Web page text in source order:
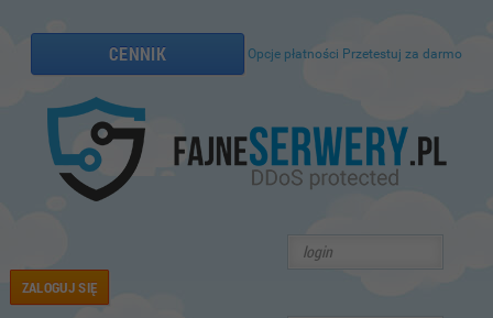
CENNIK Opcje płatności Przetestuj za darmo
ZALOGUJ SIĘ